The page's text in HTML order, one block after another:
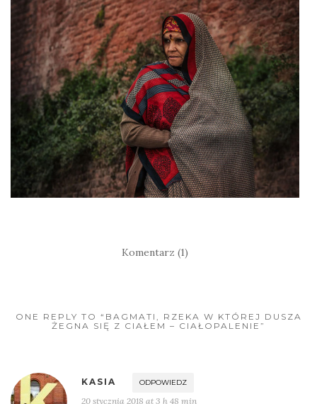
Komentarz (1)
ONE REPLY TO “BAGMATI, RZEKA W KTÓREJ DUSZA
ŻEGNA SIĘ Z CIAŁEM – CIAŁOPALENIE”
KASIA ODPOWIEDZ
20 stycznia 2018 at 3 h 48 min